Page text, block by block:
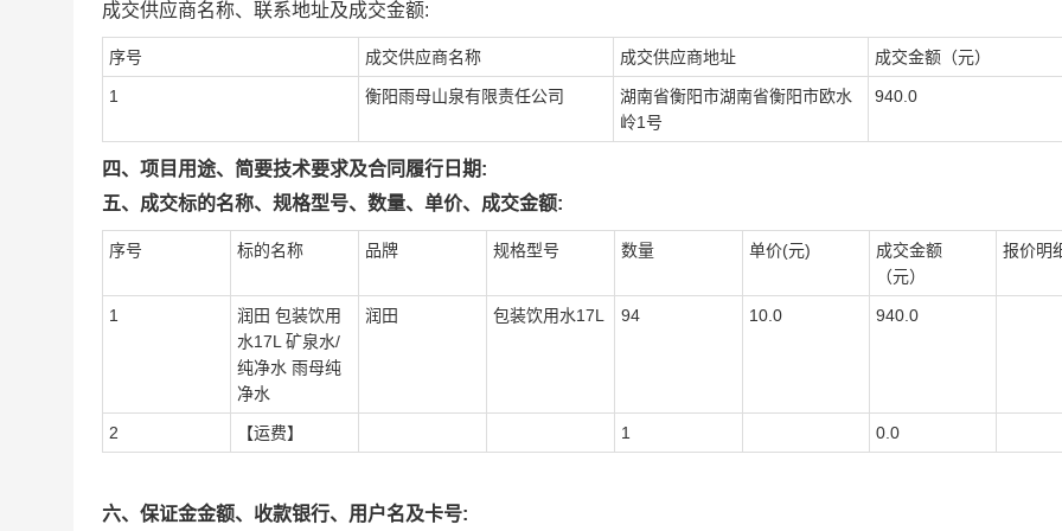
成交供应商名称、联系地址及成交金额:
序号 成交供应商名称 成交供应商地址 成交金额（元）
1 衡阳雨母山泉有限责任公司
湖南省衡阳市湖南省衡阳市欧水
岭1号
940.0
四、项目用途、简要技术要求及合同履行日期:
五、成交标的名称、规格型号、数量、单价、成交金额:
序号 标的名称 品牌 规格型号 数量 单价(元)
成交金额
（元）
报价明
1
润田 包装饮用
水17L 矿泉水/
纯净水 雨母纯
净水
润田 包装饮用水17L 94 10.0 940.0
2 【运费】 1 0.0
六、保证金金额、收款银行、用户名及卡号: